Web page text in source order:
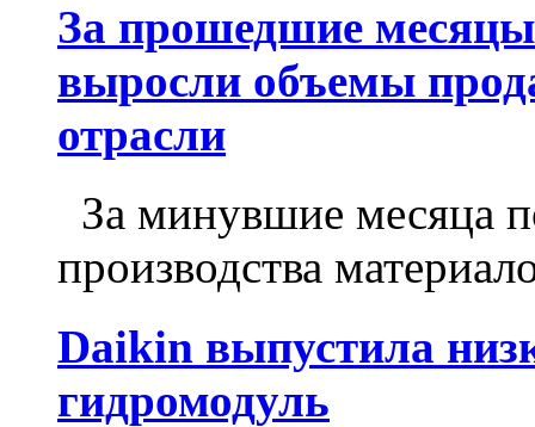
За прошедшие месяцы
выросли объемы
отрасли
За минувшие месяца
производства
Daikin выпустила
гидромодуль